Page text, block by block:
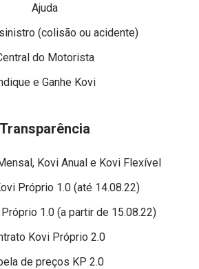
Ajuda
(colisão ou acidente)
do Motorista
e Ganhe Kovi
Transparência
Kovi Anual e Kovi Flexível
Próprio 1.0 (até 14.08.22)
1.0 (a partir de 15.08.22)
Kovi Próprio 2.0
de preços KP 2.0